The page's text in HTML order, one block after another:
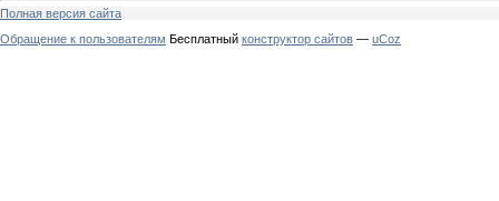
Полная версия сайта
Обращение к пользователям Бесплатный конструктор сайтов — uCoz